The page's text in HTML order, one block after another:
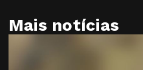
Mais notícias